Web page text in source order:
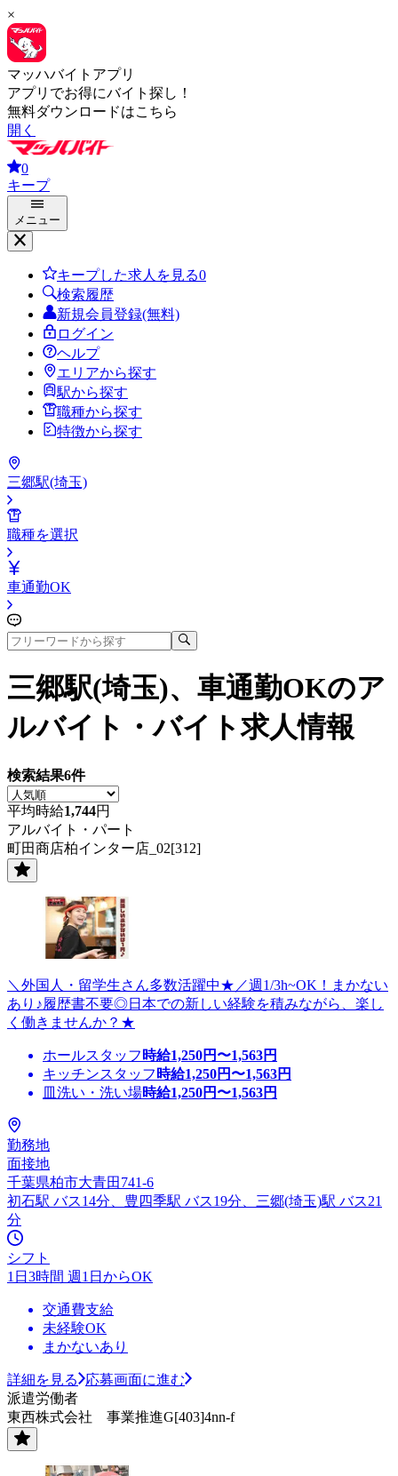
×
マッハバイトアプリ
アプリでお得にバイト探し！
無料ダウンロードはこちら
開く
0
キープ
メニュー
キープした求人を見る0
検索履歴
新規会員登録(無料)
ログイン
ヘルプ
エリアから探す
駅から探す
職種から探す
特徴から探す
三郷駅(埼玉)
職種を選択
車通勤OK
三郷駅(埼玉)、車通勤OKのア
ルバイト・バイト求人情報
検索結果6件
平均時給1,744円
アルバイト・パート
町田商店柏インター店_02[312]
＼外国人・留学生さん多数活躍中★／週1/3h~OK！まかない
あり♪履歴書不要◎日本での新しい経験を積みながら、楽し
く働きませんか？★
ホールスタッフ 時給1,250円〜1,563円
キッチンスタッフ 時給1,250円〜1,563円
皿洗い・洗い場時給1,250円〜1,563円
勤務地
面接地
千葉県柏市大青田741-6
初石駅 バス14分、豊四季駅 バス19分、三郷(埼玉)駅 バス21
分
シフト
1日3時間 週1日からOK
交通費支給
未経験OK
まかないあり
詳細を見る
応募画面に進む
派遣労働者
東西株式会社 事業推進G[403]4nn-f